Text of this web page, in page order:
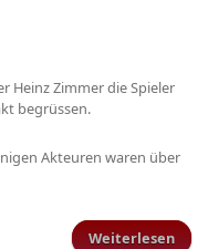
Heinz Zimmer die Spieler
begrüssen.
Akteuren waren über
Weiterlesen